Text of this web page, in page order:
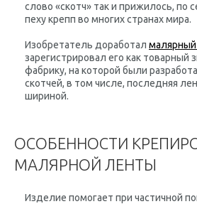
слово «скотч» так и прижилось, по
пеху крепп во многих странах мира.
Изобретатель доработал малярный
зарегистрировал его как товарный
фабрику, на которой были
скотчей, в том числе, последняя
шириной.
ОСОБЕННОСТИ
МАЛЯРНОЙ ЛЕНТЫ
Изделие помогает при частичной